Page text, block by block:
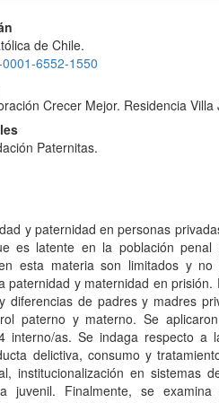
de Chile.
6552-1550
Crecer Mejor. Residencia Villa
Paternitas.
y paternidad en personas
es latente en la población penal
esta materia son limitados y no
paternidad y maternidad en prisión.
diferencias de padres y madres
paterno y materno. Se
interno/as. Se indaga respecto a
delictiva, consumo y
institucionalización en sistemas
juvenil. Finalmente, se